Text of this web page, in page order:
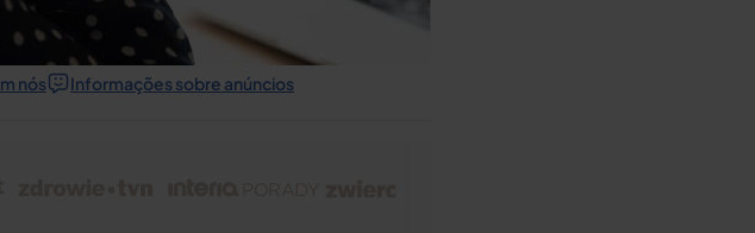
nós Informações sobre anúncios